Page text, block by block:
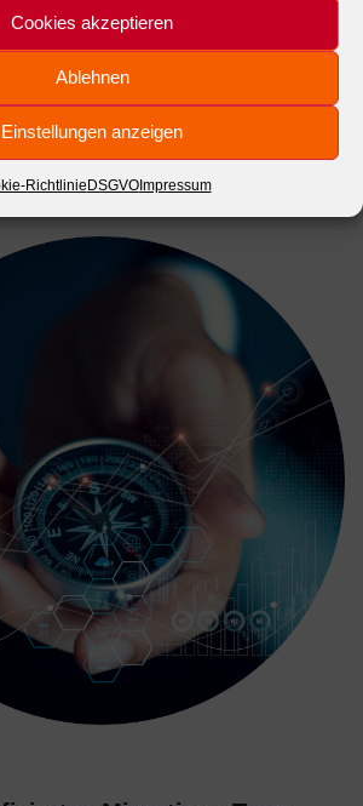
Cookies akzeptieren
Ablehnen
Einstellungen anzeigen
RichtlinieDSGVOImpressum
Ihres Teams
Migrations Team plant und steuert
soweit wie möglich
Hierdurch wird Ihr Team im
Maß entlastet.